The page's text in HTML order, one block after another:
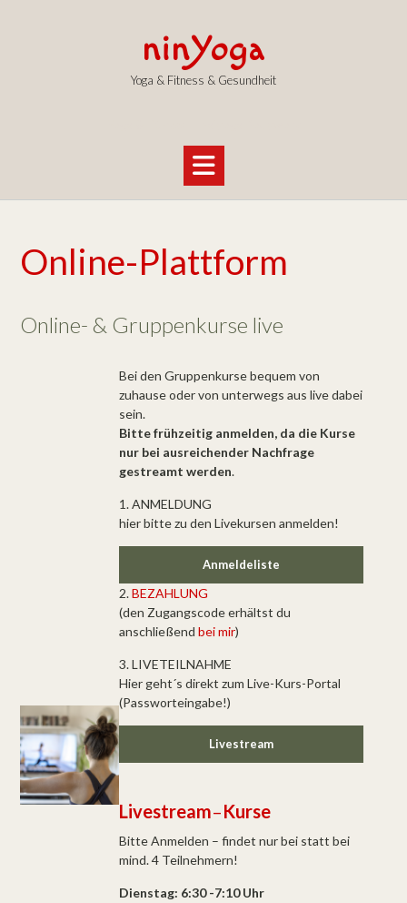
ninYoga
Yoga & Fitness & Gesundheit
Online-Plattform
Online- & Gruppenkurse live
Bei den Gruppenkurse bequem von
zuhause oder von unterwegs aus live dabei
sein.
Bitte frühzeitig anmelden, da die Kurse
nur bei ausreichender Nachfrage
gestreamt werden.
1. ANMELDUNG
hier bitte zu den Livekursen anmelden!
Anmeldeliste
2.BEZAHLUNG
(den Zugangscode erhältst du
anschließendbei mir)
3. LIVETEILNAHME
Hier geht´s direkt zum Live-Kurs-Portal
(Passworteingabe!)
Livestream
Livestream–Kurse
Bitte Anmelden – findet nur bei statt bei
mind. 4 Teilnehmern!
Dienstag: 6:30 -7:10 Uhr